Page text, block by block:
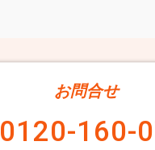
お問合せ
0120-160-